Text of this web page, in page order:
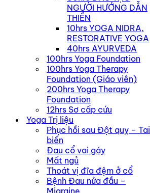
NGƯỜI HƯỚNG DẪN
THIỀN
10hrs YOGA NIDRA,
RESTORATIVE YOGA
40hrs AYURVEDA
100hrs Yoga Foundation
100hrs Yoga Therapy
Foundation (Giáo viên)
200hrs Yoga Therapy
Foundation
12hrs Sơ cấp cứu
Yoga Trị liệu
Phục hồi sau Đột quỵ – Tai
biến
Đau cổ vai gáy
Mất ngủ
Thoát vị đĩa đệm ở cổ
Bệnh Đau nửa đầu –
Migraine